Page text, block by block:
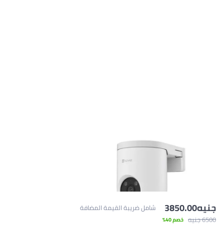
3850.00
خصم 40%
شامل ضريبة القيمة المضافة